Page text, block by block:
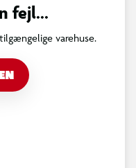
fejl...
varehuse.